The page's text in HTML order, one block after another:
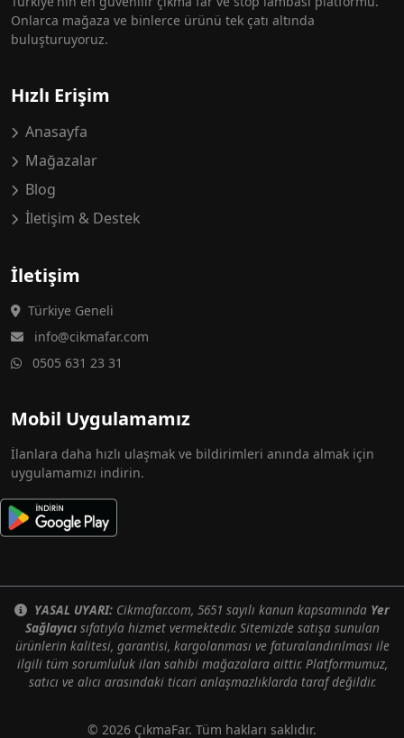
Onlarca mağaza ve binlerce ürünü tek çatı altında
buluşturuyoruz.
Hızlı Erişim
Anasayfa
Mağazalar
Blog
İletişim & Destek
İletişim
Türkiye Geneli
info@cikmafar.com
0505 631 23 31
Mobil Uygulamamız
İlanlara daha hızlı ulaşmak ve bildirimleri anında almak için
uygulamamızı indirin.
YASAL UYARI: Cikmafar.com, 5651 sayılı kanun kapsamında Yer
Sağlayıcısıfatıyla hizmet vermektedir. Sitemizde satışa sunulan
ürünlerin kalitesi, garantisi, kargolanması ve faturalandırılması ile
ilgili tüm sorumluluk ilan sahibi mağazalara aittir. Platformumuz,
satıcı ve alıcı arasındaki ticari anlaşmazlıklarda taraf değildir.
© 2026 ÇıkmaFar. Tüm hakları saklıdır.